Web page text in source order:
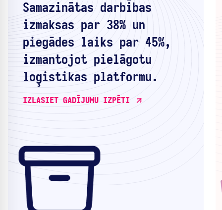
Samazinātas darbības
izmaksas par 38% un
piegādes laiks par 45%,
izmantojot pielāgotu
loģistikas platformu.
IZLASIET GADĪJUMU IZPĒTI